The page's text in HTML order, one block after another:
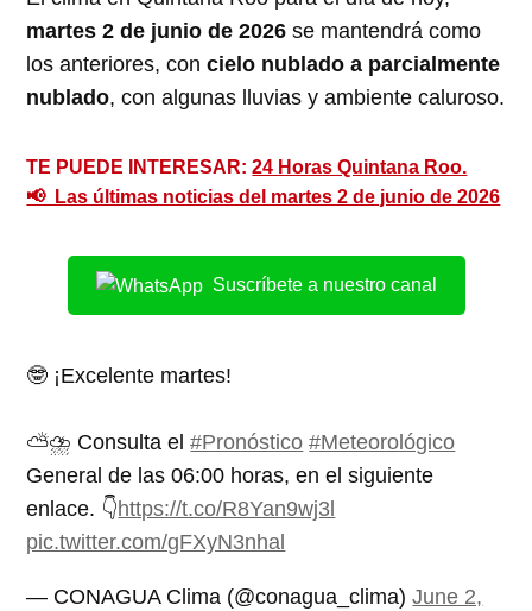
martes 2 de junio de 2026 se mantendrá como
los anteriores, con cielo nublado a parcialmente
nublado, con algunas lluvias y ambiente caluroso.
TE PUEDE INTERESAR:24 Horas Quintana Roo.
📢 Las últimas noticias del martes 2 de junio de 2026
Suscríbete a nuestro canal
🤓 ¡Excelente martes!
⛅️⛈️ Consulta el#Pronóstico #Meteorológico
General de las 06:00 horas, en el siguiente
enlace. 👇https://t.co/R8Yan9wj3l
pic.twitter.com/gFXyN3nhal
— CONAGUA Clima (@conagua_clima)June 2,